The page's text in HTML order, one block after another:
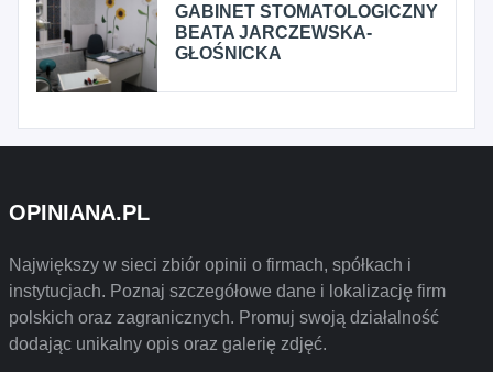
GABINET STOMATOLOGICZNY
BEATA JARCZEWSKA-
GŁOŚNICKA
OPINIANA.PL
Największy w sieci zbiór opinii o firmach, spółkach i
instytucjach. Poznaj szczegółowe dane i lokalizację firm
polskich oraz zagranicznych. Promuj swoją działalność
dodając unikalny opis oraz galerię zdjęć.